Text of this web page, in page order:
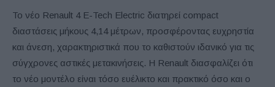
Το νέο Renault 4 E-Tech Electric διατηρεί compact
διαστάσεις μήκους 4,14 μέτρων, προσφέροντας ευχρηστία
και άνεση, χαρακτηριστικά που το καθιστούν ιδανικό για τις
σύγχρονες αστικές μετακινήσεις. Η Renault διασφαλίζει ότι
το νέο μοντέλο είναι τόσο ευέλικτο και πρακτικό όσο και ο